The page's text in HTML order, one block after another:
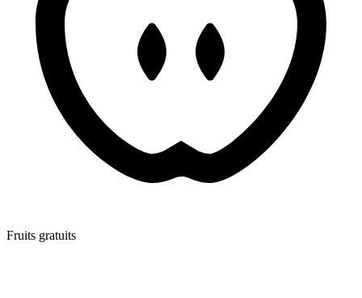
Fruits gratuits